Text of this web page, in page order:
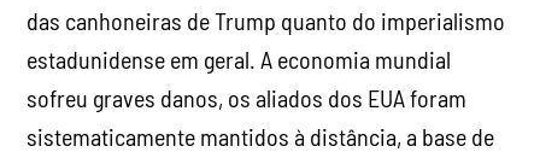
das canhoneiras de Trump quanto do imperialismo
estadunidense em geral. A economia mundial
sofreu graves danos, os aliados dos EUA foram
sistematicamente mantidos à distância, a base de